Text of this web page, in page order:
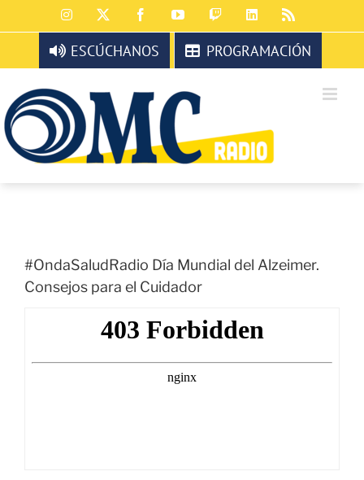
al
contenido
Instagram FacebookYouTubeTwitchLinkedIn
ESCÚCHANOS PROGRAMACIÓN
#OndaSaludRadio Día Mundial del Alzeimer.
Consejos para el Cuidador